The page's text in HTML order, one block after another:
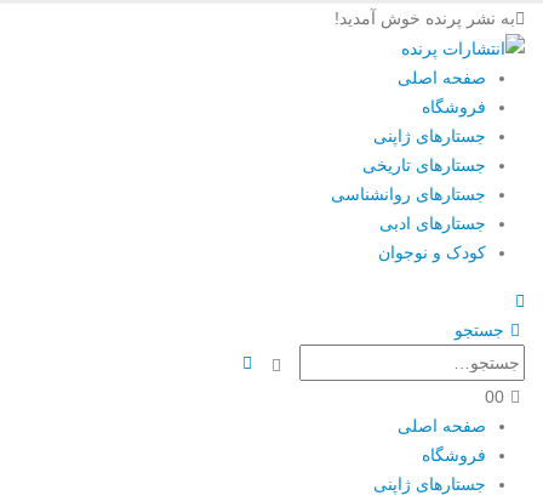
به نشر پرنده خوش آمدید!
صفحه اصلی
فروشگاه
جستارهای ژاپنی
جستارهای تاریخی
جستارهای روانشناسی
جستارهای ادبی
کودک و نوجوان
جستجو
00
صفحه اصلی
فروشگاه
جستارهای ژاپنی